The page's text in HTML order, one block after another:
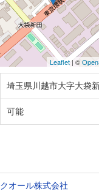
Leaflet| ©
埼玉県川越市大字大袋
可能
クオール株式会社